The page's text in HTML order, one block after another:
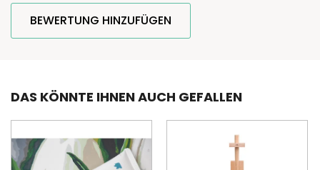
BEWERTUNG HINZUFÜGEN
DAS KÖNNTE IHNEN AUCH GEFALLEN